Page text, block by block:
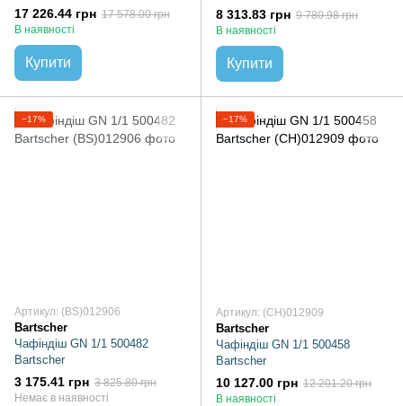
17 226.44 грн 17 578.00 грн
В наявності
Купити
8 313.83 грн 9 780.98 грн
В наявності
Купити
−17%
Артикул: (BS)012906
Bartscher
Чафіндіш GN 1/1 500482
Bartscher
3 175.41 грн 3 825.80 грн
Немає в наявності
−17%
Артикул: (CH)012909
Bartscher
Чафіндіш GN 1/1 500458
Bartscher
10 127.00 грн 12 201.20 грн
В наявності